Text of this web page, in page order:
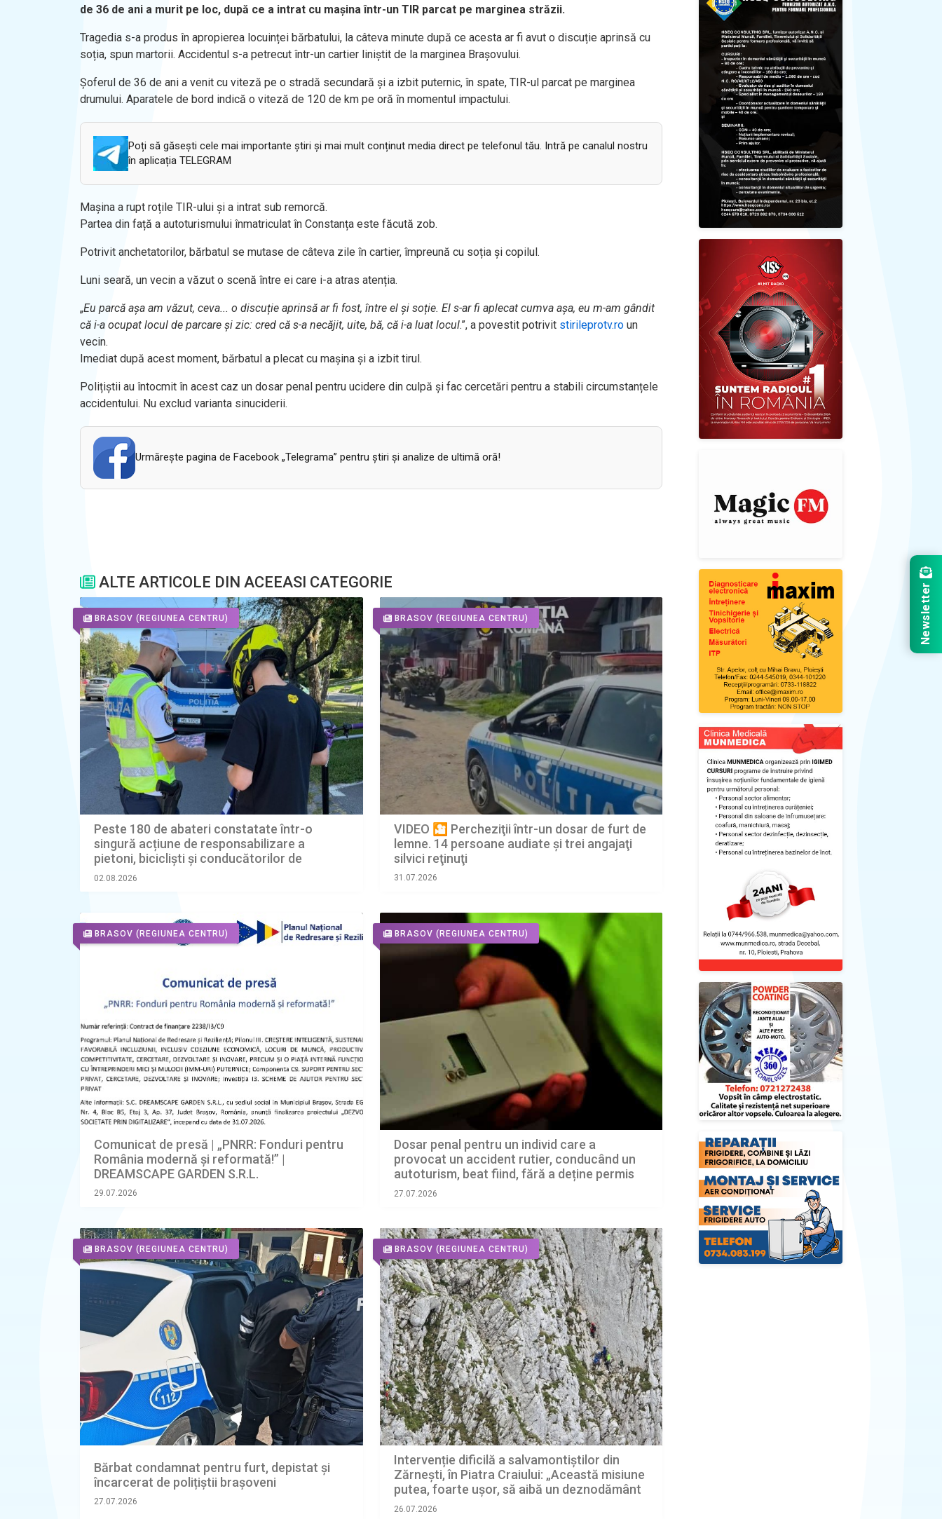
de 36 de ani a murit pe loc, după ce a intrat cu mașina într-un TIR parcat pe marginea străzii.
Tragedia s-a produs în apropierea locuinței bărbatului, la câteva minute după ce acesta ar fi avut o discuție aprinsă cu
soția, spun martorii. Accidentul s-a petrecut într-un cartier liniștit de la marginea Brașovului.
Șoferul de 36 de ani a venit cu viteză pe o stradă secundară și a izbit puternic, în spate, TIR-ul parcat pe marginea
drumului. Aparatele de bord indică o viteză de 120 de km pe oră în momentul impactului.
Poți să găsești cele mai importante știri și mai mult conținut media direct pe telefonul tău. Intră pe canalul nostru
în aplicația TELEGRAM
Mașina a rupt roțile TIR-ului și a intrat sub remorcă.
Partea din față a autoturismului înmatriculat în Constanța este făcută zob.
Potrivit anchetatorilor, bărbatul se mutase de câteva zile în cartier, împreună cu soția și copilul.
Luni seară, un vecin a văzut o scenă între ei care i-a atras atenția.
„Eu parcă așa am văzut, ceva... o discuție aprinsă ar fi fost, între el și soție. El s-ar fi aplecat cumva așa, eu m-am gândit
că i-a ocupat locul de parcare și zic: cred că s-a necăjit, uite, bă, că i-a luat locul.”, a povestit potrivit stirileprotv.ro un
vecin.
Imediat după acest moment, bărbatul a plecat cu mașina și a izbit tirul.
Polițiștii au întocmit în acest caz un dosar penal pentru ucidere din culpă și fac cercetări pentru a stabili circumstanțele
accidentului. Nu exclud varianta sinuciderii.
Urmăreşte pagina de Facebook „Telegrama” pentru ştiri şi analize de ultimă oră!
ALTE ARTICOLE DIN ACEEASI CATEGORIE
BRASOV (REGIUNEA CENTRU)
Peste 180 de abateri constatate într-o
singură acțiune de responsabilizare a
pietoni, bicicliști și conducătorilor de
trotinete electrice
02.08.2026
BRASOV (REGIUNEA CENTRU)
VIDEO 🎦 Percheziţii într-un dosar de furt de
lemne. 14 persoane audiate și trei angajaţi
silvici reţinuţi
31.07.2026
BRASOV (REGIUNEA CENTRU)
Comunicat de presă | „PNRR: Fonduri pentru
România modernă și reformată!” |
DREAMSCAPE GARDEN S.R.L.
29.07.2026
BRASOV (REGIUNEA CENTRU)
Dosar penal pentru un individ care a
provocat un accident rutier, conducând un
autoturism, beat fiind, fără a deține permis
de conducere
27.07.2026
BRASOV (REGIUNEA CENTRU)
Bărbat condamnat pentru furt, depistat și
încarcerat de polițiștii brașoveni
27.07.2026
BRASOV (REGIUNEA CENTRU)
Intervenție dificilă a salvamontiștilor din
Zărnești, în Piatra Craiului: „Această misiune
putea, foarte ușor, să aibă un deznodământ
tragic”
26.07.2026
Newsletter